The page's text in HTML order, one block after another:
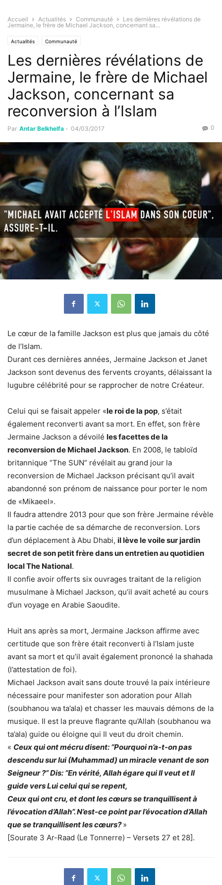
Accueil Actualités Communauté
Les dernières révélations de
Jermaine, le frère de Michael Jackson, concernant sa...
Actualités Communauté
Les dernières révélations de
Jermaine, le frère de Michael
Jackson, concernant sa
reconversion à l’Islam
Par Antar Belkhelfa - 04/03/2017 0
Le cœur de la famille Jackson est plus que jamais du côté
de l’Islam.
Durant ces dernières années, Jermaine Jackson et Janet
Jackson sont devenus des fervents croyants, délaissant la
lugubre célébrité pour se rapprocher de notre Créateur.
Celui qui se faisait appeler «le roi de la pop, s’était
également reconverti avant sa mort. En effet, son frère
Jermaine Jackson a dévoilé les facettes de la
reconversion de Michael Jackson. En 2008, le tabloïd
britannique “The SUN” révélait au grand jour la
reconversion de Michael Jackson précisant qu’il avait
abandonné son prénom de naissance pour porter le nom
de «Mikaeel».
Il faudra attendre 2013 pour que son frère Jermaine révèle
la partie cachée de sa démarche de reconversion. Lors
d’un déplacement à Abu Dhabi, il lève le voile sur jardin
secret de son petit frère dans un entretien au quotidien
local The National.
Il confie avoir offerts six ouvrages traitant de la religion
musulmane à Michael Jackson, qu’il avait acheté au cours
d’un voyage en Arabie Saoudite.
Huit ans après sa mort, Jermaine Jackson affirme avec
certitude que son frère était reconverti à l’Islam juste
avant sa mort et qu’il avait également prononcé la shahada
(l’attestation de foi).
Michael Jackson avait sans doute trouvé la paix intérieure
nécessaire pour manifester son adoration pour Allah
(soubhanou wa ta’ala) et chasser les mauvais démons de la
musique. Il est la preuve flagrante qu’Allah (soubhanou wa
ta’ala) guide ou éloigne qui Il veut du droit chemin.
« Ceux qui ont mécru disent: “Pourquoi n’a-t-on pas
descendu sur lui (Muhammad) un miracle venant de son
Seigneur ?” Dis: “En vérité, Allah égare qui Il veut et Il
guide vers Lui celui qui se repent,
Ceux qui ont cru, et dont les cœurs se tranquillisent à
l’évocation d’Allah”. N’est-ce point par l’évocation d’Allah
que se tranquillisent les cœurs? »
[Sourate 3 Ar-Raad (Le Tonnerre) – Versets 27 et 28].